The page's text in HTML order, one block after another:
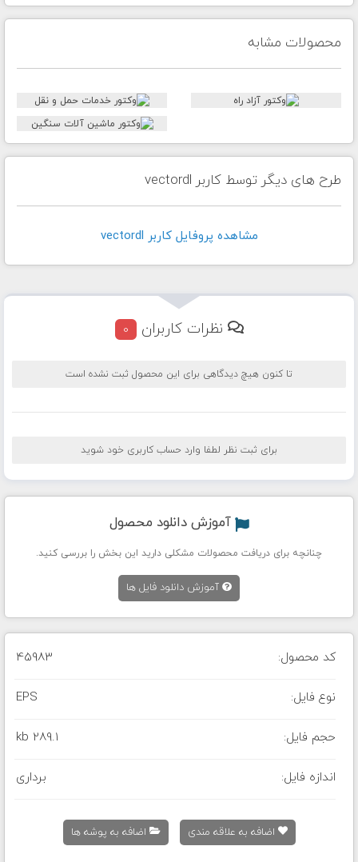
محصولات مشابه
طرح های دیگر توسط کاربر vectordl
مشاهده پروفايل کاربر vectordl
نظرات کاربران 0
تا کنون هیچ دیدگاهی برای این محصول ثبت نشده است
برای ثبت نظر لطفا وارد حساب کاربری خود شوید
آموزش دانلود محصول
چنانچه برای دریافت محصولات مشکلی دارید این بخش را بررسی کنید.
آموزش دانلود فایل ها
کد محصول: 45983
نوع فایل: EPS
حجم فایل: 289.1 kb
اندازه فایل: برداری
اضافه به علاقه مندی اضافه به پوشه ها